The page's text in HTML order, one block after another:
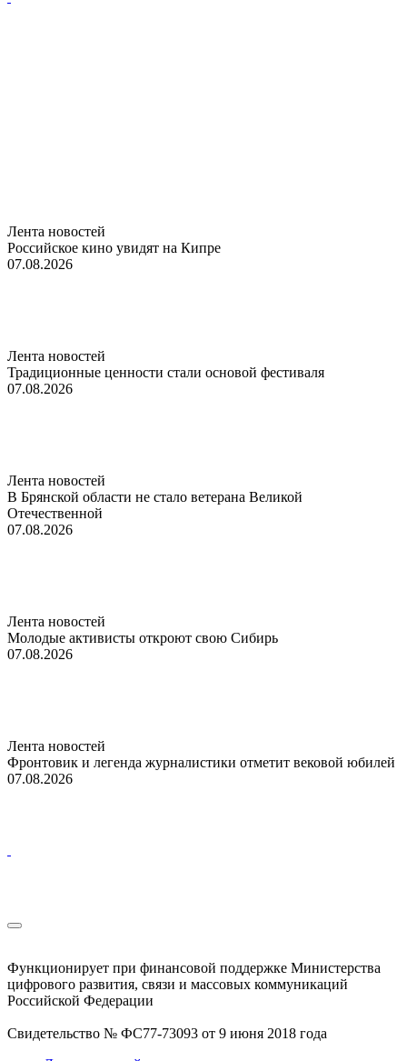
Лента новостей
Российское кино увидят на Кипре
07.08.2026
Лента новостей
Традиционные ценности стали основой фестиваля
07.08.2026
Лента новостей
В Брянской области не стало ветерана Великой
Отечественной
07.08.2026
Лента новостей
Молодые активисты откроют свою Сибирь
07.08.2026
Лента новостей
Фронтовик и легенда журналистики отметит вековой юбилей
07.08.2026
Функционирует при финансовой поддержке Министерства
цифрового развития, связи и массовых коммуникаций
Российской Федерации
Свидетельство № ФС77-73093 от 9 июня 2018 года